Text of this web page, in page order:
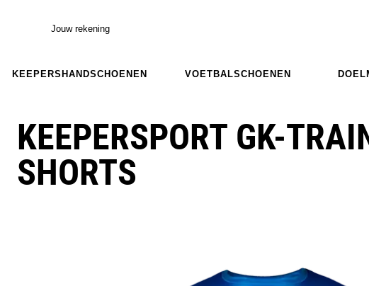
Jouw rekening
KEEPERSHANDSCHOENEN VOETBALSCHOENEN
KEEPERSPORT GK-
SHORTS